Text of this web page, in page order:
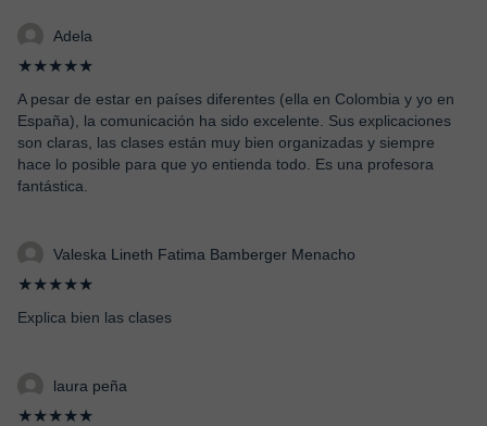
Adela
★★★★★
A pesar de estar en países diferentes (ella en Colombia y yo en
España), la comunicación ha sido excelente. Sus explicaciones
son claras, las clases están muy bien organizadas y siempre
hace lo posible para que yo entienda todo. Es una profesora
fantástica.
Valeska Lineth Fatima Bamberger Menacho
★★★★★
Explica bien las clases
laura peña
★★★★★